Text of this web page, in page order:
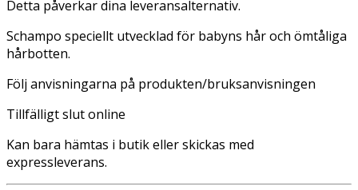
Detta påverkar dina leveransalternativ.
Schampo speciellt utvecklad för babyns hår och ömtåliga
hårbotten.
Följ anvisningarna på produkten/bruksanvisningen
Tillfälligt slut online
Kan bara hämtas i butik eller skickas med
expressleverans.